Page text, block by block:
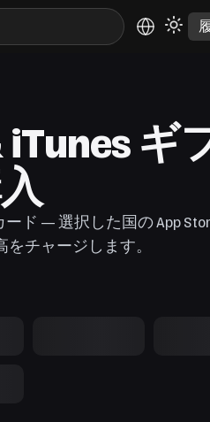
ギ
ド — 選択した国の App
をチャージします。